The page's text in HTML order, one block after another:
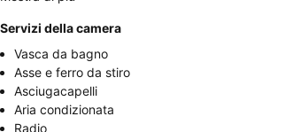
Servizi della camera
Vasca da bagno
Asse e ferro da stiro
Asciugacapelli
Aria condizionata
Radio